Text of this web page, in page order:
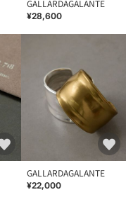
GALLARDAGALANTE
¥28,600
GALLARDAGALANTE
¥22,000